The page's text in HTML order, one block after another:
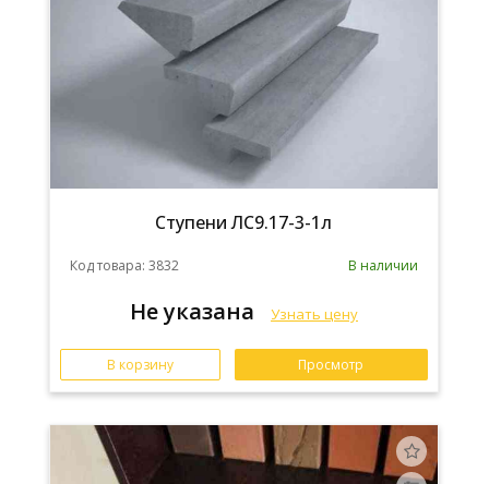
Ступени ЛС9.17-3-1л
Код товара: 3832 В наличии
Не указана Узнать цену
В корзину Просмотр